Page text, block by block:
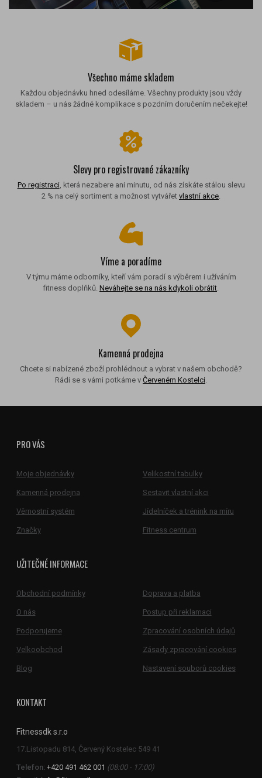
Všechno máme skladem
Každou objednávku hned odesíláme. Všechny produkty jsou vždy
skladem – u nás žádné komplikace s pozdním doručením nečekejte!
Slevy pro registrované zákazníky
Po registraci , která nezabere ani minutu, od nás získáte stálou slevu
2 % na celý sortiment a možnost vytvářet vlastní akce
Víme a poradíme
V týmu máme odborníky, kteří vám poradí s výběrem i užíváním
fitness doplňků. Neváhejte se na nás kdykoli obrátit
Kamenná prodejna
Chcete si nabízené zboží prohlédnout a vybrat v našem obchodě?
Rádi se s vámi potkáme v Červeném Kostelci
PRO VÁS
Moje objednávky Velikostní tabulky
Kamenná prodejna Sestavit vlastní akci
Věrnostní systém Jídelníček a trénink na míru
Značky Fitness centrum
UŽITEČNÉ INFORMACE
Obchodní podmínky Doprava a platba
O nás Postup při reklamaci
Podporujeme Zpracování osobních údajů
Velkoobchod Zásady zpracování cookies
Blog Nastavení souborů cookies
KONTAKT
Fitnessdk s.r.o
Telefon: +420 491 462 001 (08:00 - 17:00)